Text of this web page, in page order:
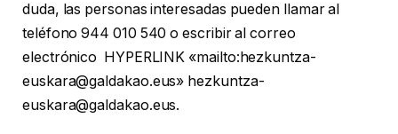
duda, las personas interesadas pueden llamar al
teléfono 944 010 540 o escribir al correo
electrónico HYPERLINK «mailto:hezkuntza-
euskara@galdakao.eus» hezkuntza-
euskara@galdakao.eus.